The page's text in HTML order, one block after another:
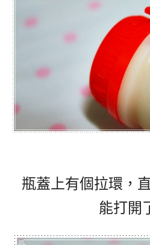
瓶蓋上有個拉環，
能打開